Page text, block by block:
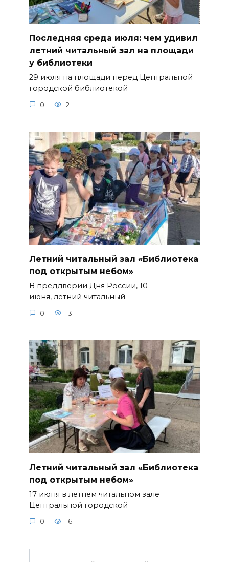
Последняя среда июля: чем удивил
летний читальный зал на площади
у библиотеки
29 июля на площади перед Центральной
городской библиотекой
0 2
Летний читальный зал «Библиотека
под открытым небом»
В преддверии Дня России, 10
июня, летний читальный
0 13
Летний читальный зал «Библиотека
под открытым небом»
17 июня в летнем читальном зале
Центральной городской
0 16